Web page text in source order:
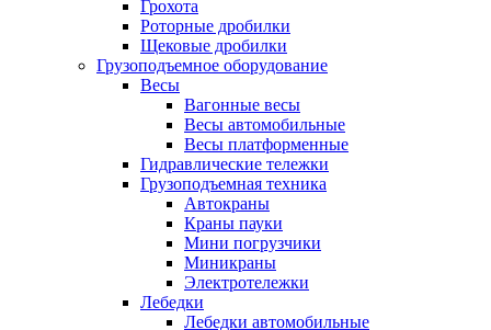
Грохота
Роторные дробилки
Щековые дробилки
Грузоподъемное оборудование
Весы
Вагонные весы
Весы автомобильные
Весы платформенные
Гидравлические тележки
Грузоподъемная техника
Автокраны
Краны пауки
Мини погрузчики
Миникраны
Электротележки
Лебедки
Лебедки автомобильные